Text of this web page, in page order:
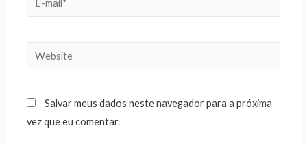
Salvar meus dados neste navegador para a próxima
vez que eu comentar.